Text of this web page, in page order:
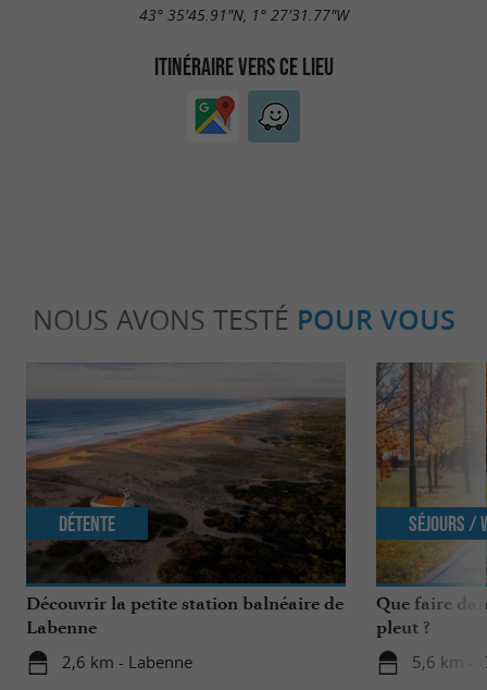
43° 35'45.91"N, 1° 27'31.77"W
ITINÉRAIRE VERS CE LIEU
NOUS AVONS TESTÉ POUR VOUS
Découvrir la petite station balnéaire de
Labenne
2,6 km - Labenne
Détente
Que faire
pleut ?
5,6 km -
Séjours /